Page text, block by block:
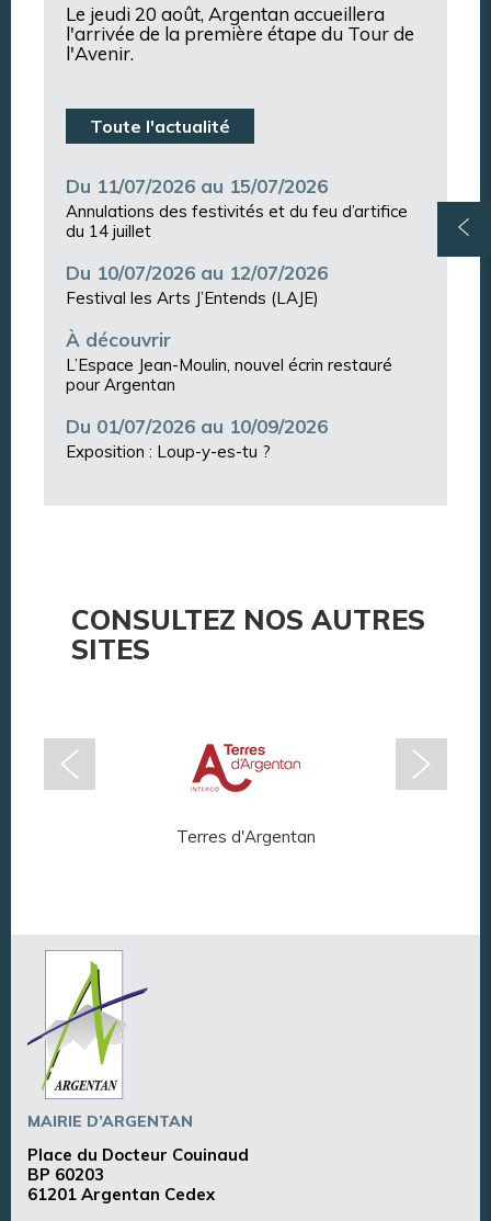
Le jeudi 20 août, Argentan accueillera
l'arrivée de la première étape du Tour de
l'Avenir.
Toute l'actualité
Du 11/07/2026 au 15/07/2026
Annulations des festivités et du feu d’artifice
du 14 juillet
Du 10/07/2026 au 12/07/2026
Festival les Arts J’Entends (LAJE)
À découvrir
L’Espace Jean-Moulin, nouvel écrin restauré
pour Argentan
Du 01/07/2026 au 10/09/2026
Exposition : Loup-y-es-tu ?
CONSULTEZ NOS AUTRES
SITES
Terres d'Argentan
MAIRIE D’ARGENTAN
Place du Docteur Couinaud
BP 60203
61201 Argentan Cedex